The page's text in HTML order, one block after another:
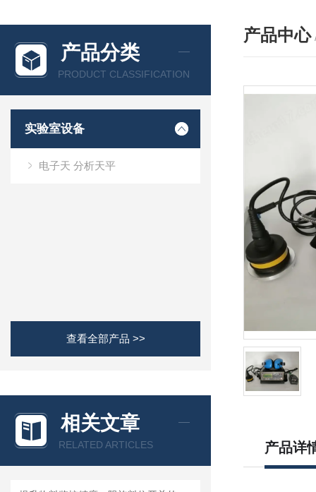
产品分类
PRODUCT CLASSIFICATION
实验室设备
电子天 分析天平
查看全部产品 >>
相关文章
RELATED ARTICLES
产品中心
产品详